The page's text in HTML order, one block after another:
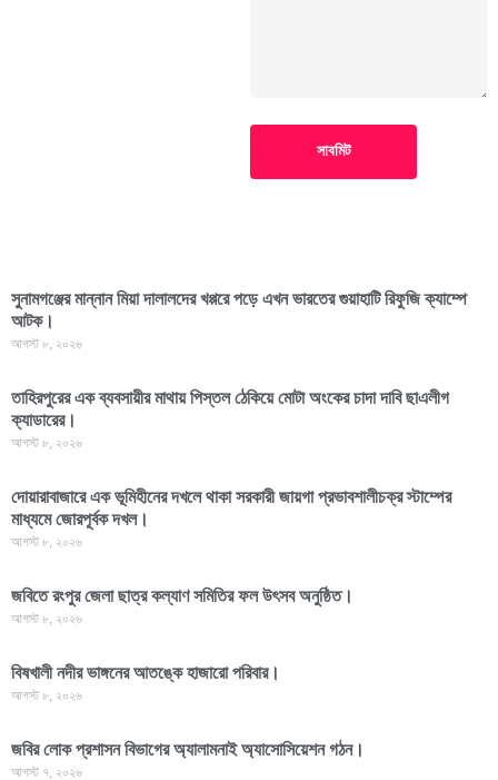
সাবমিট
সুনামগঞ্জের মান্নান মিয়া দালালদের খপ্পরে পড়ে এখন ভারতের গুয়াহাটি রিফুজি ক্যাম্পে
আটক।
আগস্ট ৮, ২০২৬
তাহিরপুরের এক ব্যবসায়ীর মাথায় পিস্তল ঠেকিয়ে মোটা অংকের চাদা দাবি ছাএলীগ
ক্যাডারের।
আগস্ট ৮, ২০২৬
দোয়ারাবাজারে এক ভূমিহীনের দখলে থাকা সরকারী জায়গা প্রভাবশালীচক্র স্টাম্পের
মাধ্যমে জোরপূর্বক দখল।
আগস্ট ৮, ২০২৬
জবিতে রংপুর জেলা ছাত্র কল্যাণ সমিতির ফল উৎসব অনুষ্ঠিত।
আগস্ট ৮, ২০২৬
বিষখালী নদীর ভাঙ্গনের আতঙ্কে হাজারো পরিবার।
আগস্ট ৮, ২০২৬
জবির লোক প্রশাসন বিভাগের অ্যালামনাই অ্যাসোসিয়েশন গঠন।
আগস্ট ৭, ২০২৬